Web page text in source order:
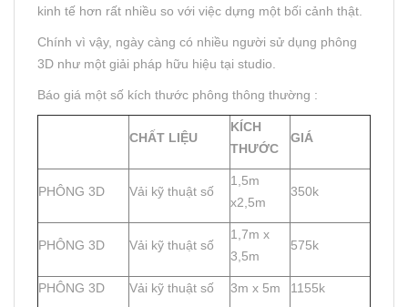
kinh tế hơn rất nhiều so với việc dựng một bối cảnh thật.
Chính vì vậy, ngày càng có nhiều người sử dụng phông
3D như một giải pháp hữu hiệu tại studio.
Báo giá một số kích thước phông thông thường :
CHẤT LIỆU
KÍCH
THƯỚC
GIÁ
PHÔNG 3D Vải kỹ thuật số
1,5m
x2,5m
350k
PHÔNG 3D Vải kỹ thuật số
1,7m x
3,5m
575k
PHÔNG 3D Vải kỹ thuật số 3m x 5m 1155k